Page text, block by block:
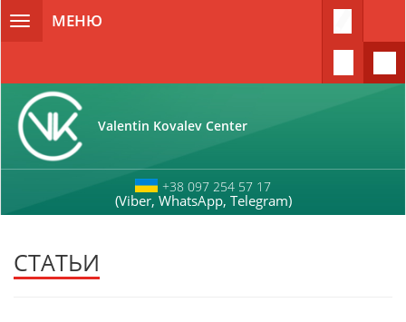
ToggleМЕНЮ
Valentin Kovalev Center
+38 097 254 57 17
(Viber, WhatsApp, Telegram)
СТАТЬИ